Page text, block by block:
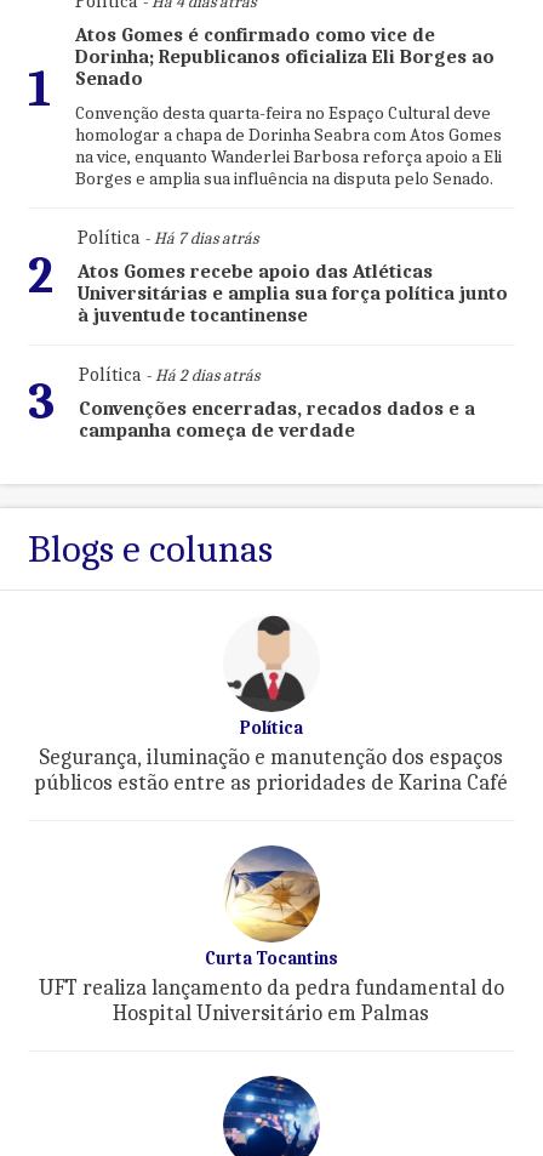
1
Atos Gomes é confirmado como vice de
Dorinha; Republicanos oficializa Eli Borges ao
Senado
Convenção desta quarta-feira no Espaço Cultural deve
homologar a chapa de Dorinha Seabra com Atos Gomes
na vice, enquanto Wanderlei Barbosa reforça apoio a Eli
Borges e amplia sua influência na disputa pelo Senado.
2
Política- Há 7 dias atrás
Atos Gomes recebe apoio das Atléticas
Universitárias e amplia sua força política junto
à juventude tocantinense
3 Política- Há 2 dias atrás
Convenções encerradas, recados dados e a
campanha começa de verdade
Blogs e colunas
Política
Segurança, iluminação e manutenção dos espaços
públicos estão entre as prioridades de Karina Café
Curta Tocantins
UFT realiza lançamento da pedra fundamental do
Hospital Universitário em Palmas